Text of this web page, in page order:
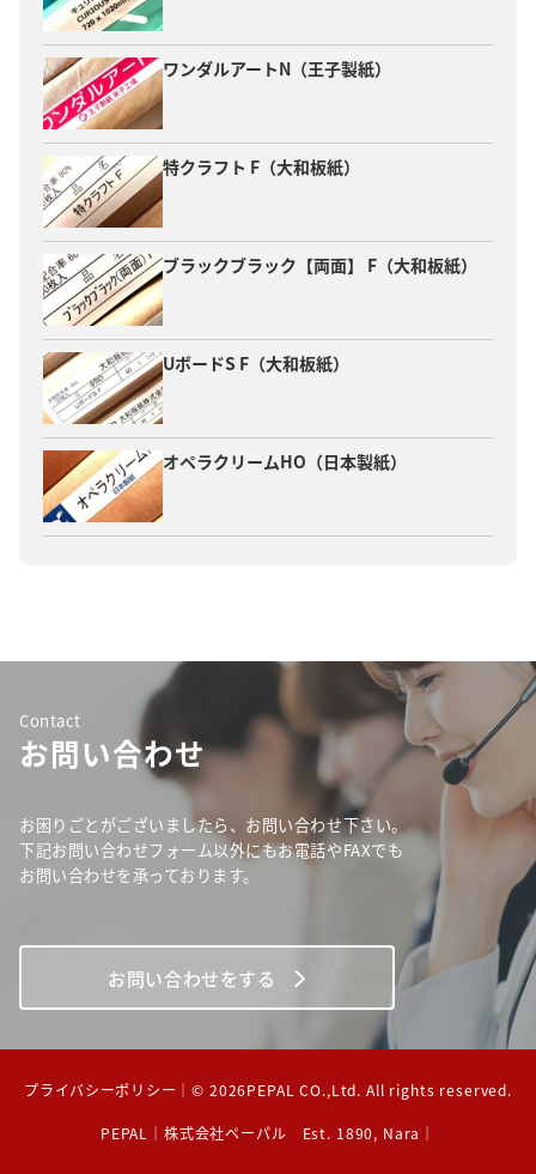
ワンダルアートN（王子製紙）
特クラフト F（大和板紙）
ブラックブラック【両面】 F（大和板紙）
UボードS F（大和板紙）
オペラクリームHO（日本製紙）
Contact
お問い合わせ
お困りごとがございましたら、お問い合わせ下さい。
下記お問い合わせフォーム以外にもお電話やFAXでも
お問い合わせを承っております。
お問い合わせをする
PEPAL｜株式会社ペーパル Est. 1890, Nara｜
プライバシーポリシー ｜© 2026PEPAL CO.,Ltd. All rights reserved.